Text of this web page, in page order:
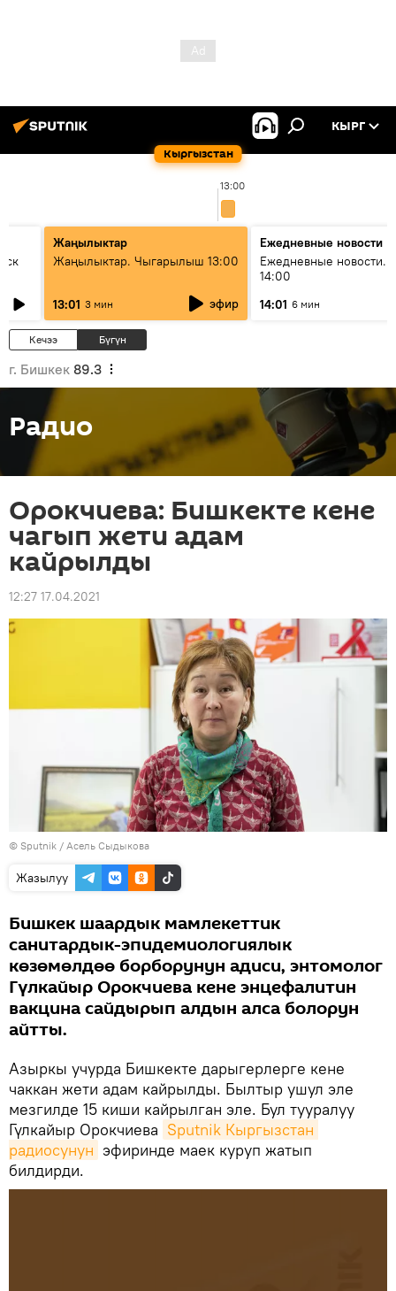
Кыргызстан
КЫРГ
13:00
Жаңылыктар
Жаңылыктар. Чыгарылыш 13:00
13:01 3 мин эфир
Ежедневные новости
Ежедневные новости.
14:00
14:01 6 мин
Кечээ Бүгүн
г. Бишкек 89.3
Радио
Орокчиева: Бишкекте кене
чагып жети адам
кайрылды
12:27 17.04.2021
© Sputnik / Асель Сыдыкова
Жазылуу
Бишкек шаардык мамлекеттик
санитардык-эпидемиологиялык
көзөмөлдөө борборунун адиси, энтомолог
Гүлкайыр Орокчиева кене энцефалитин
вакцина сайдырып алдын алса болорун
айтты.
Азыркы учурда Бишкекте дарыгерлерге кене
чаккан жети адам кайрылды. Былтыр ушул эле
мезгилде 15 киши кайрылган эле. Бул тууралуу
Гүлкайыр Орокчиева Sputnik Кыргызстан
радиосунун эфиринде маек куруп жатып
билдирди.